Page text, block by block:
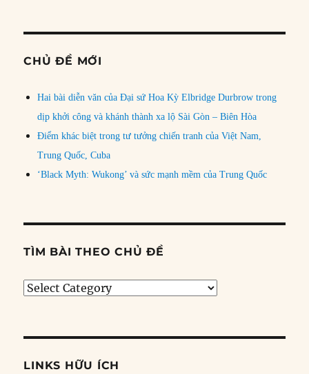
CHỦ ĐỀ MỚI
Hai bài diễn văn của Đại sứ Hoa Kỳ Elbridge Durbrow trong
dịp khởi công và khánh thành xa lộ Sài Gòn – Biên Hòa
Điểm khác biệt trong tư tưởng chiến tranh của Việt Nam,
Trung Quốc, Cuba
‘Black Myth: Wukong’ và sức mạnh mềm của Trung Quốc
TÌM BÀI THEO CHỦ ĐỀ
Tìm
đề
LINKS HỮU ÍCH